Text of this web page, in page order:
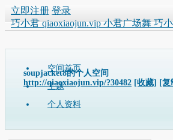
立即注册 登录
巧小君 qiaoxiaojun.vip 小君广场舞 巧
soupjacket8的个人空间
http://qiaoxiaojun.vip/?30482 [收藏] [复
空间首页
主题
个人资料